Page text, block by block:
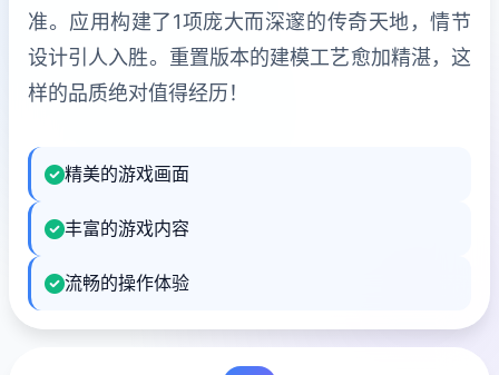
准。应用构建了1项庞大而深邃的传奇天地，情节
设计引人入胜。重置版本的建模工艺愈加精湛，这
样的品质绝对值得经历！
精美的游戏画面
丰富的游戏内容
流畅的操作体验